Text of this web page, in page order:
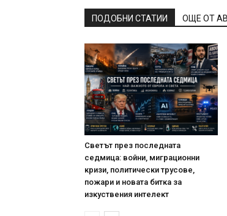
ПОДОБНИ СТАТИИ ОЩЕ ОТ
Светът през последната
седмица: войни, миграционни
кризи, политически трусове,
пожари и новата битка за
изкуствения интелект